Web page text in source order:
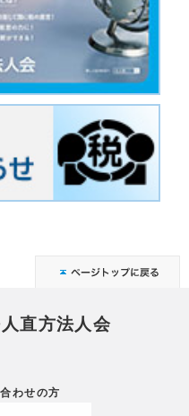
直方法人会
わせの方